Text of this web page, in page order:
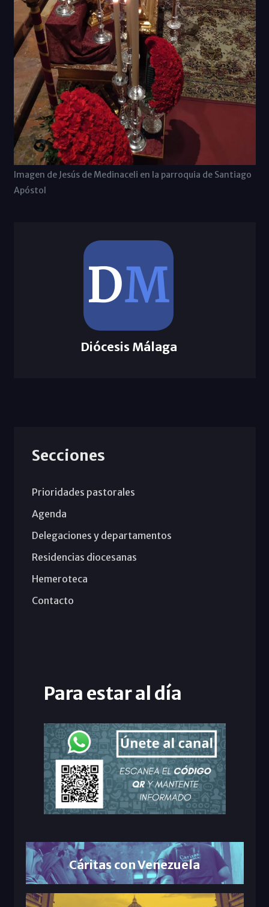
Imagen de Jesús de Medinaceli en la parroquia de Santiago
Apóstol
Diócesis Málaga
Secciones
Prioridades pastorales
Agenda
Delegaciones y departamentos
Residencias diocesanas
Hemeroteca
Contacto
Para estar al día
Cáritas con Venezuela